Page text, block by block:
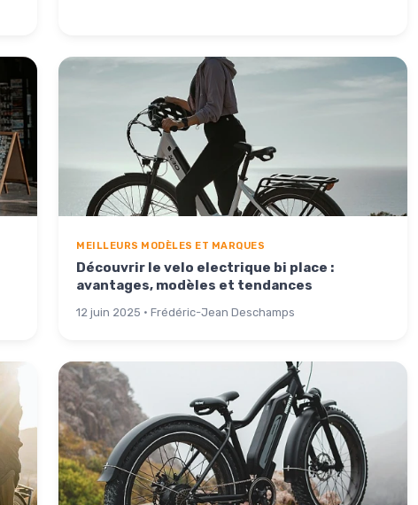
MEILLEURS MODÈLES ET MARQUES
Découvrir le velo electrique bi place :
avantages, modèles et tendances
12 juin 2025 · Frédéric-Jean Deschamps